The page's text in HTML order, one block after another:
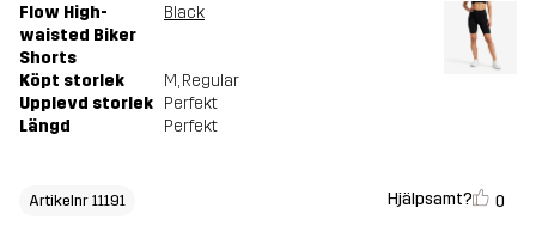
Flow High-
waisted Biker
Shorts
Black
Köpt storlek M, Regular
Upplevd storlek Perfekt
Längd
Perfekt
Artikelnr 11191 Hjälpsamt? 0